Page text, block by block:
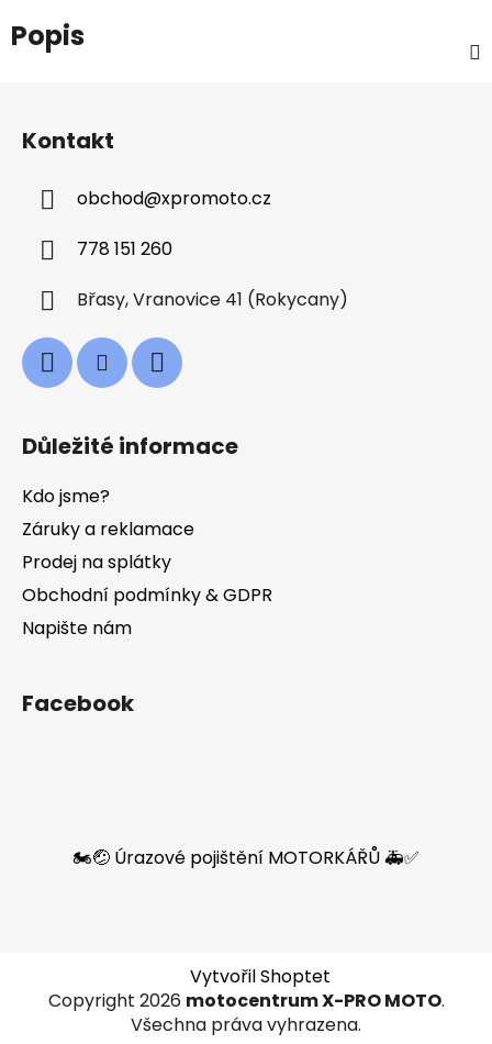
Popis
Kontakt
obchod@xpromoto.cz
778 151 260
Břasy, Vranovice 41 (Rokycany)
Důležité informace
Kdo jsme?
Záruky a reklamace
Prodej na splátky
Obchodní podmínky & GDPR
Napište nám
Facebook
🏍️🤕 Úrazové pojištění MOTORKÁŘŮ 🚑✅
Vytvořil Shoptet
Copyright 2026 motocentrum X-PRO MOTO.
Všechna práva vyhrazena.